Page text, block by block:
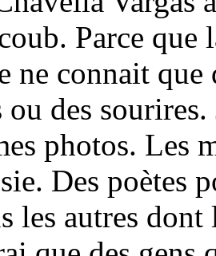
Parce que
ne connait que
ou des
photos. Les
Des poètes
les autres dont